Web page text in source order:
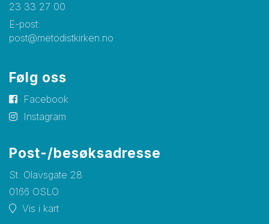
23 33 27 00
E-post:
post@metodistkirken.no
Følg oss
Facebook
Instagram
Post-/besøksadresse
St. Olavsgate 28
0166 OSLO
Vis i kart